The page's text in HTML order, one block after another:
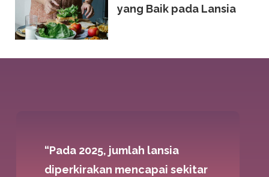
yang Baik pada Lansia
“Pada 2025, jumlah lansia
diperkirakan mencapai sekitar